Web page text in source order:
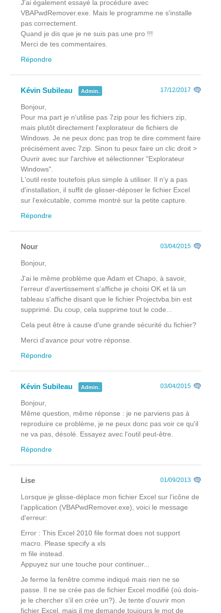
J'ai également essayé la procédure avec
VBAPwdRemover.exe. Mais le programme ne s'installe
pas correctement.
Quand je dis que je ne suis pas une pro !!!
Merci de tes commentaires.
Répondre
Kévin Subileau Admin. 17/12/2017
Bonjour,
Pour ma part je n'utilise pas 7zip pour les fichiers zip,
mais plutôt directement l'explorateur de fichiers de
Windows. Je ne peux donc pas trop te dire comment faire
précisément avec 7zip. Sinon tu peux faire un clic droit >
Ouvrir avec sur l'archive et sélectionner "Explorateur
Windows".
L'outil reste toutefois plus simple à utiliser. Il n'y a pas
d'installation, il suffit de glisser-déposer le fichier Excel
sur l'exécutable, comme montré sur la petite capture.
Répondre
Nour 03/04/2015
Bonjour,
J'ai le même problème que Adam et Chapo, à savoir,
l'erreur d'avertissement s'affiche je choisi OK et là un
tableau s'affiche disant que le fichier Projectvba.bin est
supprimé. Du coup, cela supprime tout le code...
Cela peut être à cause d'une grande sécurité du fichier?
Merci d'avance pour votre réponse.
Répondre
Kévin Subileau Admin. 03/04/2015
Bonjour,
Même question, même réponse : je ne parviens pas à
reproduire ce problème, je ne peux donc pas voir ce qu'il
ne va pas, désolé. Essayez avec l'outil peut-être.
Répondre
Lise 01/09/2013
Lorsque je glisse-déplace mon fichier Excel sur l’icône de
l’application (VBAPwdRemover.exe), voici le message
d'erreur:
Error : This Excel 2010 file format does not support
macro. Please specify a xls
m file instead.
Appuyez sur une touche pour continuer...
Je ferme la fenêtre comme indiqué mais rien ne se
passe. Il ne se crée pas de fichier Excel modifié (où dois-
je le chercher s'il en crée un?). Je tente d'ouvrir mon
fichier Excel, mais il me demande toujours le mot de